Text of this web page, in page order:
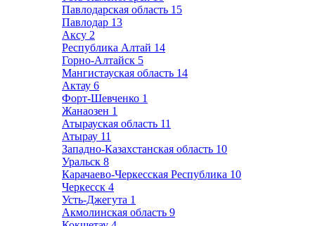
Павлодарская область 15
Павлодар 13
Аксу 2
Республика Алтай 14
Горно-Алтайск 5
Мангистауская область 14
Актау 6
Форт-Шевченко 1
Жанаозен 1
Атырауская область 11
Атырау 11
Западно-Казахстанская область 10
Уральск 8
Карачаево-Черкесская Республика 10
Черкесск 4
Усть-Джегута 1
Акмолинская область 9